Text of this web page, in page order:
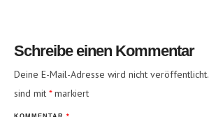
Schreibe einen Kommentar
Deine E-Mail-Adresse wird nicht veröffentlicht.
sind mit *markiert